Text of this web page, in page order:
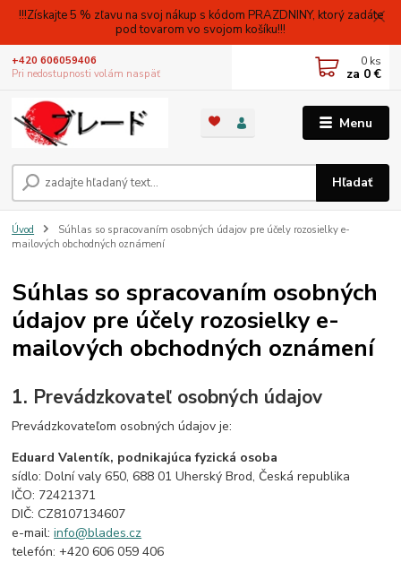
!!!Získajte 5 % zľavu na svoj nákup s kódom PRAZDNINY, ktorý zadáte
pod tovarom vo svojom košíku!!!
Menu
Hľadať
+420 606059406
Pri nedostupnosti volám naspäť
0 ks
za 0 €
Úvod
Súhlas so spracovaním osobných údajov pre účely rozosielky e-
mailových obchodných oznámení
Súhlas so spracovaním osobných
údajov pre účely rozosielky e-
mailových obchodných oznámení
1. Prevádzkovateľ osobných údajov
Prevádzkovateľom osobných údajov je:
Eduard Valentík, podnikajúca fyzická osoba
sídlo: Dolní valy 650, 688 01 Uherský Brod, Česká republika
IČO: 72421371
DIČ: CZ8107134607
e-mail:info@blades.cz
telefón: +420 606 059 406